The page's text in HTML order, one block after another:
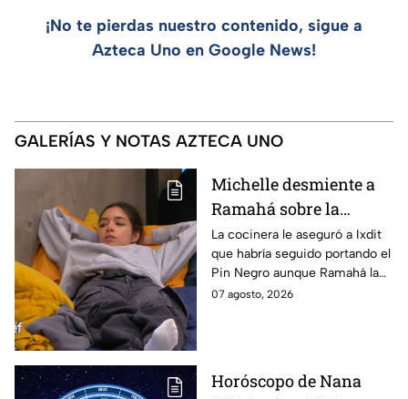
¡No te pierdas nuestro contenido, sigue a
Azteca Uno en Google News!
GALERÍAS Y NOTAS AZTECA UNO
Michelle desmiente a
Ramahá sobre la
designación del Pin
Negro a un integrante
de las "Divas" en
MasterChef 24/7
La cocinera le aseguró a Ixdit
que habría seguido portando el
Pin Negro aunque Ramahá la
hubiera subido al balcón
07 agosto, 2026
Horóscopo de Nana